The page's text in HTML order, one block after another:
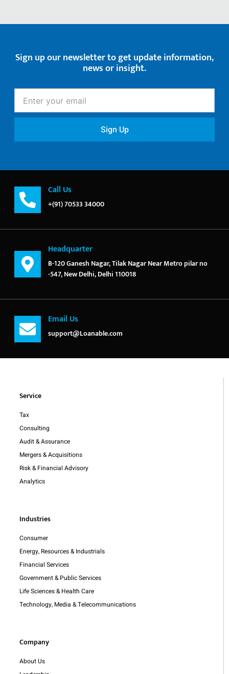
Sign up our newsletter to get update information,
news or insight.
your
email
Sign Up
Call Us
+(91) 70533 34000
Headquarter
B-120 Ganesh Nagar, Tilak Nagar Near Metro pilar no
-547, New Delhi, Delhi 110018
Email Us
support@Loanable.com
Service
Tax
Consulting
Audit & Assurance
Mergers & Acquisitions
Risk & Financial Advisory
Analytics
Industries
Consumer
Energy, Resources & Industrials
Financial Services
Government & Public Services
Life Sciences & Health Care
Technology, Media & Telecommunications
Company
About Us